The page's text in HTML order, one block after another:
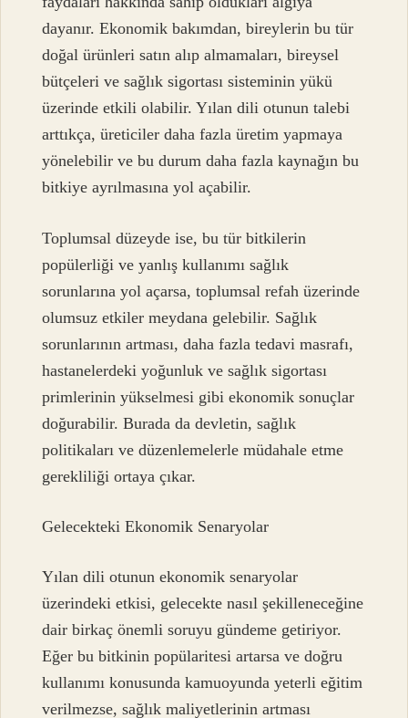
dayanır. Ekonomik bakımdan, bireylerin bu tür
doğal ürünleri satın alıp almamaları, bireysel
bütçeleri ve sağlık sigortası sisteminin yükü
üzerinde etkili olabilir. Yılan dili otunun talebi
arttıkça, üreticiler daha fazla üretim yapmaya
yönelebilir ve bu durum daha fazla kaynağın bu
bitkiye ayrılmasına yol açabilir.
Toplumsal düzeyde ise, bu tür bitkilerin
popülerliği ve yanlış kullanımı sağlık
sorunlarına yol açarsa, toplumsal refah üzerinde
olumsuz etkiler meydana gelebilir. Sağlık
sorunlarının artması, daha fazla tedavi masrafı,
hastanelerdeki yoğunluk ve sağlık sigortası
primlerinin yükselmesi gibi ekonomik sonuçlar
doğurabilir. Burada da devletin, sağlık
politikaları ve düzenlemelerle müdahale etme
gerekliliği ortaya çıkar.
Gelecekteki Ekonomik Senaryolar
Yılan dili otunun ekonomik senaryolar
üzerindeki etkisi, gelecekte nasıl şekilleneceğine
dair birkaç önemli soruyu gündeme getiriyor.
Eğer bu bitkinin popülaritesi artarsa ve doğru
kullanımı konusunda kamuoyunda yeterli eğitim
verilmezse, sağlık maliyetlerinin artması